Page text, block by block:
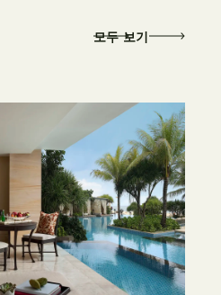
모두 보기